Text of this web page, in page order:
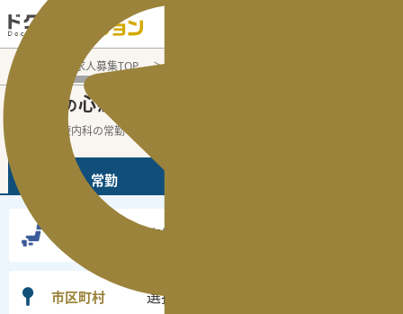
医師転職・求人募集TOP
の心療内科
宮城県の心療内科の常勤の医師求人の検索
常勤
宮城県
市区町村 選択なし